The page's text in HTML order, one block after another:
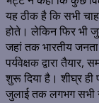
यह ठीक है कि सभी
होते। लेकिन फिर भी
जहां तक भारतीय जनता
पर्यवेक्षक द्वारा तैयार,
शुरू दिया है। शीघ्र ही
जुलाई तक लगभग सभी